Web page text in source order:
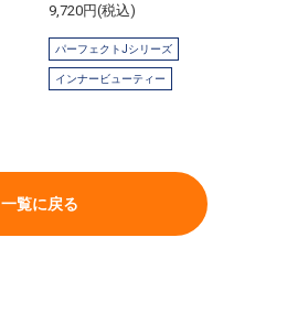
9,720円(税込)
パーフェクトJシリーズ
インナービューティー
一覧に戻る